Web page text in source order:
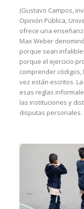
(Gustavo Campos,
Opinión Pública,
ofrece una
Max Weber
porque sean
porque el ejercicio
comprender
vez están escritos.
esas reglas
las instituciones y
disputas personales.